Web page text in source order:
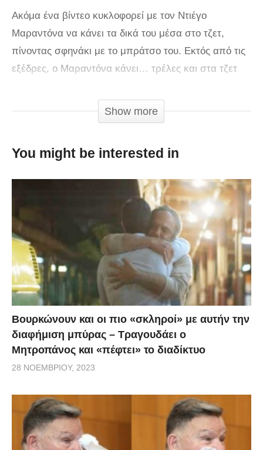
Ακόμα ένα βίντεο κυκλοφορεί με τον Ντιέγο
Μαραντόνα να κάνει τα δικά του μέσα στο τζετ,
πίνοντας σφηνάκι με το μπράτσο του. Εκτός από τις
εξέδρες, ο Μαραντόνα κάνει… τρέλες και στα τζετ
για να παρακολουθεί τα ματς της Αργεντινής. Στο
τελευταίο που κυκλοφορεί, ο Μαραντόνα φαίνεται
να… κατακοκκινίζει.
Show more
You might be interested in
Βουρκώνουν και οι πιο «σκληροί» με αυτήν την
διαφήμιση μπύρας – Τραγουδάει ο
Μητροπάνος και «πέφτει» το διαδίκτυο
28 ΝΟΕΜΒΡΊΟΥ, 2023